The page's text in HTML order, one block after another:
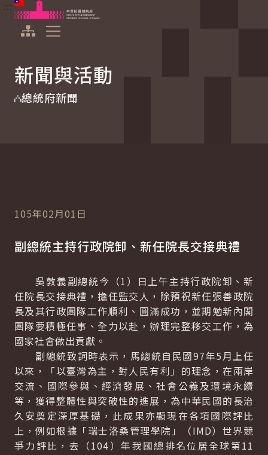
跳到主要內容
中華民國總統府
新聞與活動
總統府新聞
105年02月01日
副總統主持行政院卸、新任院長交接典禮
吳敦義副總統今（1）日上午主持行政院卸、新
任院長交接典禮，擔任監交人，除預祝新任張善政院
長及其行政團隊工作順利、圓滿成功，並期勉新內閣
團隊要積極任事、全力以赴，辦理完整移交工作，為
國家社會做出貢獻。
副總統致詞時表示，馬總統自民國97年5月上任
以來，「以臺灣為主，對人民有利」的理念，在兩岸
交流、國際參與、經濟發展、社會公義及環境永續
等，獲得整體性與突破性的進展，為中華民國的長治
久安奠定深厚基礎，此成果亦顯現在各項國際評比
上，例如根據「瑞士洛桑管理學院」（IMD）世界競
爭力評比，去（104）年我國總排名位居全球第11